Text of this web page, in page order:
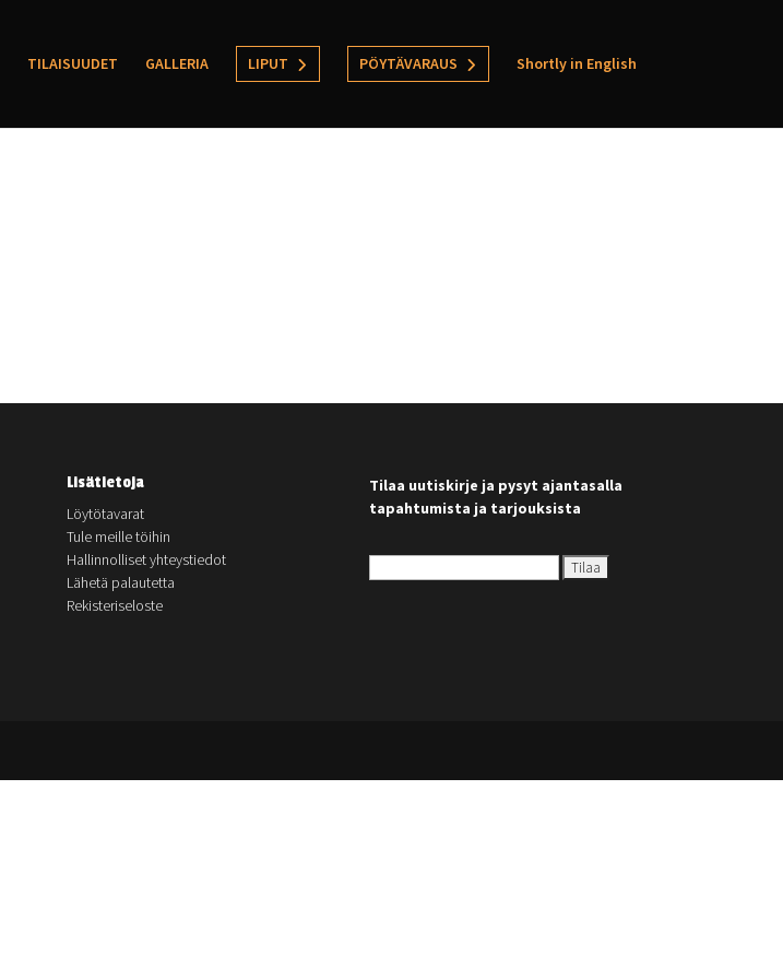
TILAISUUDET GALLERIA LIPUT PÖYTÄVARAUS Shortly in English
Lisätietoja
Löytötavarat
Tule meille töihin
Hallinnolliset yhteystiedot
Lähetä palautetta
Rekisteriseloste
Tilaa uutiskirje ja pysyt ajantasalla
tapahtumista ja tarjouksista